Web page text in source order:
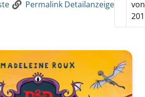
Permalink Detailanzeige
von
201